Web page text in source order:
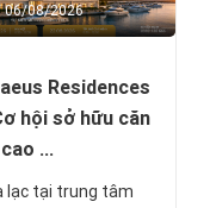
06/08/2026
Residences
hội sở hữu căn
...
lạc tại trung tâm